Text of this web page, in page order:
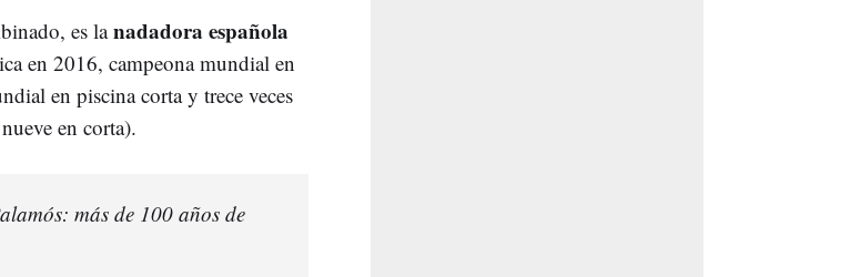
es lanadadora española
en 2016, campeona mundial en
en piscina corta y trece veces
en corta).
más de 100 años de